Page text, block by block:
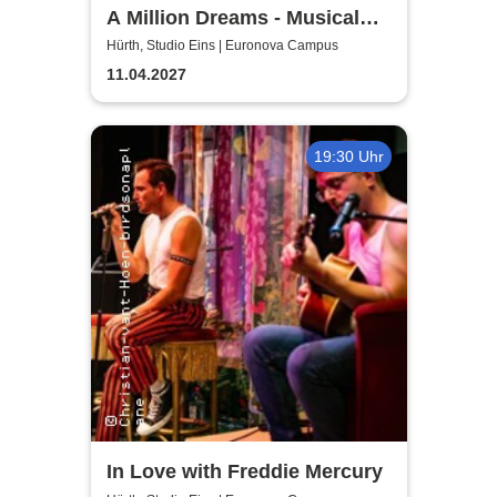
A Million Dreams - Musical
Circus Show
Hürth, Studio Eins | Euronova Campus
11.04.2027
19:30 Uhr
In Love with Freddie Mercury